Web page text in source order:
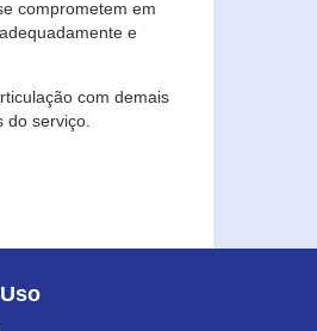
comprometem em
e
com demais
serviço.